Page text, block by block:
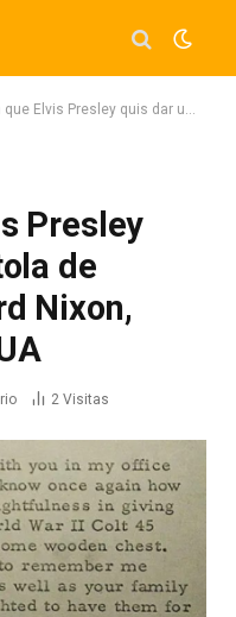
quis dar uma pistola de presente a Richard Nixon, presidente dos EUA
Presley
de
Nixon,
2 Visitas